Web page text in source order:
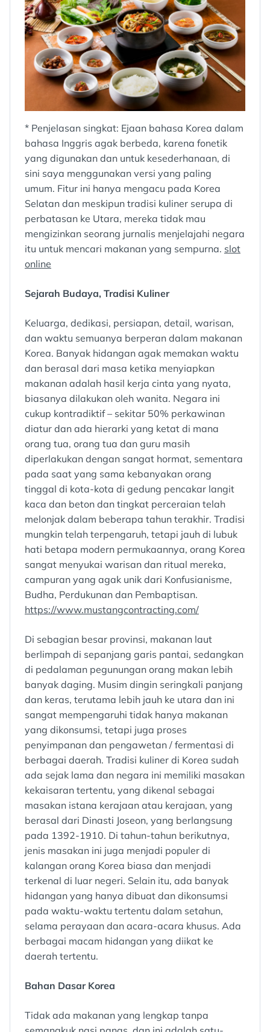
* Penjelasan singkat: Ejaan bahasa Korea dalam
bahasa Inggris agak berbeda, karena fonetik
yang digunakan dan untuk kesederhanaan, di
sini saya menggunakan versi yang paling
umum. Fitur ini hanya mengacu pada Korea
Selatan dan meskipun tradisi kuliner serupa di
perbatasan ke Utara, mereka tidak mau
mengizinkan seorang jurnalis menjelajahi negara
itu untuk mencari makanan yang sempurna. slot
online
Sejarah Budaya, Tradisi Kuliner
Keluarga, dedikasi, persiapan, detail, warisan,
dan waktu semuanya berperan dalam makanan
Korea. Banyak hidangan agak memakan waktu
dan berasal dari masa ketika menyiapkan
makanan adalah hasil kerja cinta yang nyata,
biasanya dilakukan oleh wanita. Negara ini
cukup kontradiktif – sekitar 50% perkawinan
diatur dan ada hierarki yang ketat di mana
orang tua, orang tua dan guru masih
diperlakukan dengan sangat hormat, sementara
pada saat yang sama kebanyakan orang
tinggal di kota-kota di gedung pencakar langit
kaca dan beton dan tingkat perceraian telah
melonjak dalam beberapa tahun terakhir. Tradisi
mungkin telah terpengaruh, tetapi jauh di lubuk
hati betapa modern permukaannya, orang Korea
sangat menyukai warisan dan ritual mereka,
campuran yang agak unik dari Konfusianisme,
Budha, Perdukunan dan Pembaptisan.
https://www.mustangcontracting.com/
Di sebagian besar provinsi, makanan laut
berlimpah di sepanjang garis pantai, sedangkan
di pedalaman pegunungan orang makan lebih
banyak daging. Musim dingin seringkali panjang
dan keras, terutama lebih jauh ke utara dan ini
sangat mempengaruhi tidak hanya makanan
yang dikonsumsi, tetapi juga proses
penyimpanan dan pengawetan / fermentasi di
berbagai daerah. Tradisi kuliner di Korea sudah
ada sejak lama dan negara ini memiliki masakan
kekaisaran tertentu, yang dikenal sebagai
masakan istana kerajaan atau kerajaan, yang
berasal dari Dinasti Joseon, yang berlangsung
pada 1392-1910. Di tahun-tahun berikutnya,
jenis masakan ini juga menjadi populer di
kalangan orang Korea biasa dan menjadi
terkenal di luar negeri. Selain itu, ada banyak
hidangan yang hanya dibuat dan dikonsumsi
pada waktu-waktu tertentu dalam setahun,
selama perayaan dan acara-acara khusus. Ada
berbagai macam hidangan yang diikat ke
daerah tertentu.
Bahan Dasar Korea
Tidak ada makanan yang lengkap tanpa